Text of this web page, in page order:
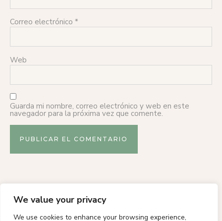
We value your privacy
We use cookies to enhance your browsing experience,
Correo electrónico *
Web
Guarda mi nombre, correo electrónico y web en este
navegador para la próxima vez que comente.